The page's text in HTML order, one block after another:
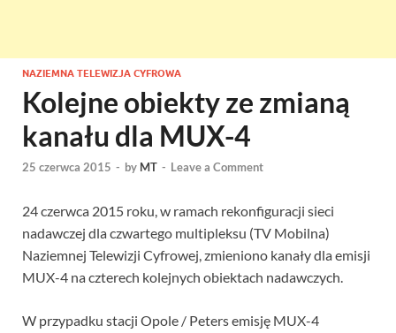
NAZIEMNA TELEWIZJA CYFROWA
Kolejne obiekty ze zmianą
kanału dla MUX-4
25 czerwca 2015 - by MT - Leave a Comment
24 czerwca 2015 roku, w ramach rekonfiguracji sieci
nadawczej dla czwartego multipleksu (TV Mobilna)
Naziemnej Telewizji Cyfrowej, zmieniono kanały dla emisji
MUX-4 na czterech kolejnych obiektach nadawczych.
W przypadku stacji Opole / Peters emisję MUX-4